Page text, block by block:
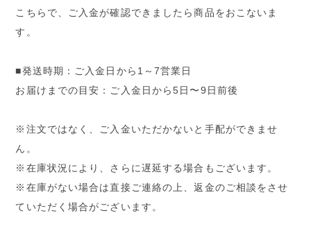
こちらで、ご入金が確認できましたら商品をおこないま
す。
■発送時期：ご入金日から1～7営業日
お届けまでの目安：ご入金日から5日〜9日前後
※注文ではなく、ご入金いただかないと手配ができませ
ん。
※在庫状況により、さらに遅延する場合もございます。
※在庫がない場合は直接ご連絡の上、返金のご相談をさせ
ていただく場合がございます。